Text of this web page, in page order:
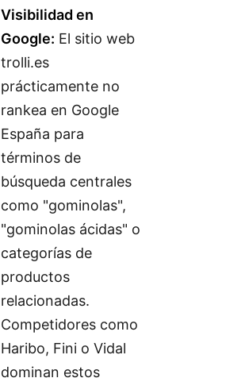
Visibilidad en
Google: El sitio web
trolli.es
prácticamente no
rankea en Google
España para
términos de
búsqueda centrales
como "gominolas",
"gominolas ácidas" o
categorías de
productos
relacionadas.
Competidores como
Haribo, Fini o Vidal
dominan estos